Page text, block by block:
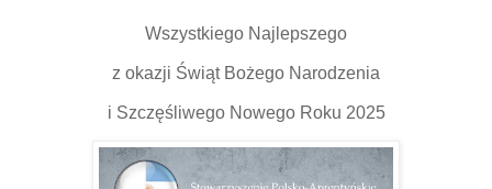
Wszystkiego Najlepszego
z okazji Świąt Bożego Narodzenia
i Szczęśliwego Nowego Roku 2025